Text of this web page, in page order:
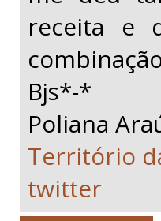
receita e
Bjs*-*
Poliana
Território
twitter